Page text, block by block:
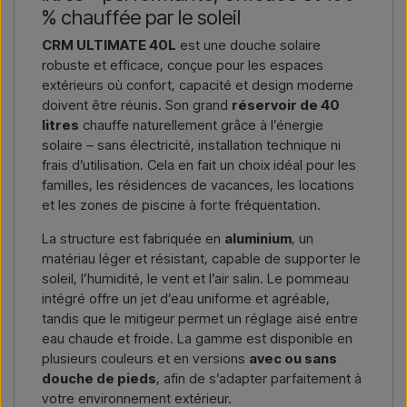
livraison, et vous recevrez une offre.
Nous écrire → Nous appeler →
% chauffée par le soleil
CRM ULTIMATE 40L est une douche solaire
robuste et efficace, conçue pour les espaces
extérieurs où confort, capacité et design moderne
doivent être réunis. Son grand réservoir de 40
litres chauffe naturellement grâce à l’énergie
solaire – sans électricité, installation technique ni
frais d’utilisation. Cela en fait un choix idéal pour les
familles, les résidences de vacances, les locations
et les zones de piscine à forte fréquentation.
La structure est fabriquée en aluminium, un
matériau léger et résistant, capable de supporter le
soleil, l’humidité, le vent et l’air salin. Le pommeau
intégré offre un jet d’eau uniforme et agréable,
tandis que le mitigeur permet un réglage aisé entre
eau chaude et froide. La gamme est disponible en
plusieurs couleurs et en versions avec ou sans
douche de pieds, afin de s’adapter parfaitement à
votre environnement extérieur.